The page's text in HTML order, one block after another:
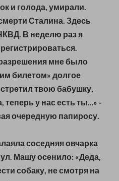
и голода, умирали.
Сталина. Здесь
В неделю раз я
мне было
билетом» долгое
твою бабушку,
у нас есть ты...» -
очередную папиросу.
соседняя овчарка
Машу осенило: «Деда,
собаку, не смотря на